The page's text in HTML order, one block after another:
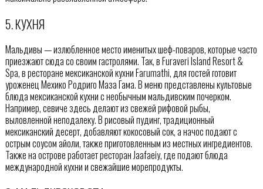
5. КУХНЯ
Мальдивы — излюбленное место именитых шеф-поваров, которые часто
приезжают сюда со своим гастролями. Так, в Furaveri Island Resort &
Spa, в ресторане мексиканской кухни Farumathi, для гостей готовит
уроженец Мехико Родриго Маза Гама. В меню представлены культовые
блюда мексиканской кухни с необычным мальдивским почерком.
Например, севиче здесь делают из свежей рифовой рыбы,
выловленной неподалеку. В рисовый пудинг, традиционный
мексиканский десерт, добавляют кокосовый сок, а начос подают с
острым соусом айоли, также приготовленным из местных ингредиентов.
Также на острове работает ресторан Jaafaeiy, где подают блюда
международной кухни и свежайшие морепродукты.